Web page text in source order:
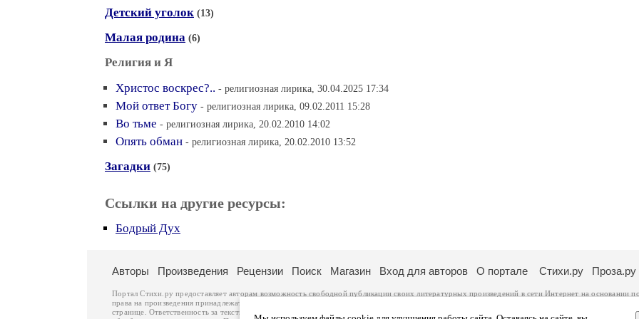
Детский уголок (13)
Малая родина (6)
Религия и Я
Христос воскрес?.. - религиозная лирика, 30.04.2025 17:34
Мой ответ Богу - религиозная лирика, 09.02.2011 15:28
Во тьме - религиозная лирика, 20.02.2010 14:02
Опять обман - религиозная лирика, 20.02.2010 13:52
Загадки (75)
Ссылки на другие ресурсы:
Бодрый Дух
Авторы Произведения Рецензии Поиск Магазин Вход для авторов О портале Стихи.ру Проза.ру
Портал Стихи.ру предоставляет авторам возможность свободной публикации своих литературных произведений в сети Интернет на основании
права на произведения принадлежат авторам и охраняются
. Перепечатка произведений возможна только с согласия его автора, к
странице. Ответственность за тексты произведений авторы несут самостоятельно на основании
законодательства